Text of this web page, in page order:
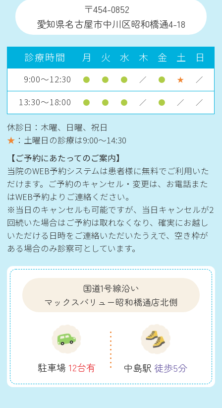
〒454-0852
愛知県名古屋市中川区昭和橋通4-18
診療時間 月 火 水 木 金 土 日
9:00～12:30 ● ● ● ／ ● ★ ／
13:30～18:00 ● ● ● ／ ● ／ ／
休診日：木曜、日曜、祝日
★ ：土曜日の診療は9:00〜14:30
【ご予約にあたってのご案内】
当院のWEB予約システムは患者様に無料でご利用いた
だけます。ご予約のキャンセル・変更は、お電話また
はWEB予約よりご連絡ください。
※当日のキャンセルも可能ですが、当日キャンセルが2
回続いた場合はご予約は取れなくなり、確実にお越し
いただける日時をご連絡いただいたうえで、空き枠が
ある場合のみ診察可としています。
国道1号線沿い
マックスバリュー昭和橋通店北側
駐車場12台有 中島駅徒歩5分